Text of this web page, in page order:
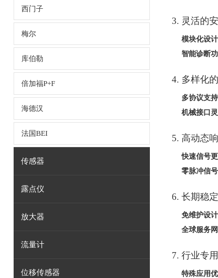
西门子
梅尔
库伯勒
倍加福P+F
海德汉
法国BEI
传感器
露点仪
放大器
流量计
位移传感器
3. 灵活的
模块化设计
智能诊断
4. 多样化
多协议支持
机械接口
5. 高动态
快速信号
零脉冲信号
6. 长期稳
免维护设计
全球服务
7. 行业专
特殊应用